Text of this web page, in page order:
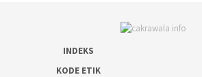
INDEKS
KODE ETIK